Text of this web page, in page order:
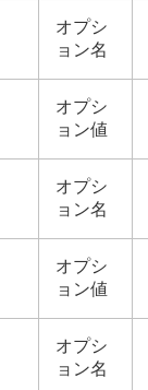
オプシ
ョン名
オプシ
ョン値
オプシ
ョン名
オプシ
ョン値
オプシ
ョン名